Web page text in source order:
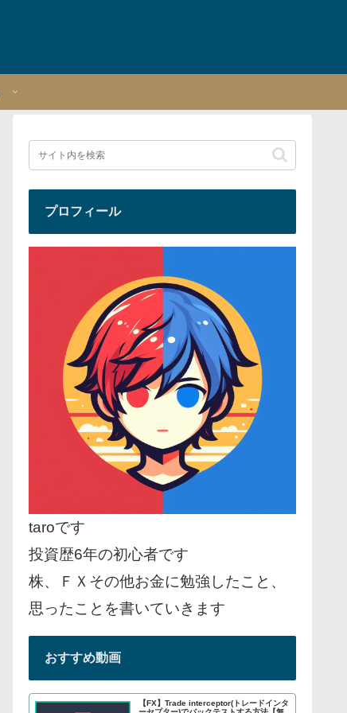
プロフィール
taroです
投資歴6年の初心者です
株、ＦＸその他お金に勉強したこと、
思ったことを書いていきます
おすすめ動画
【FX】Trade interceptor(トレードインタ